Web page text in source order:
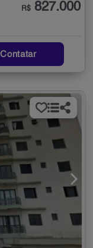
R$ 827.000
Contatar